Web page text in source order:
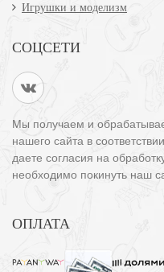
Игрушки и моделизм
СОЦСЕТИ
Мы получаем и
нашего сайта в
даете согласия на
необходимо покинуть наш
ОПЛАТА